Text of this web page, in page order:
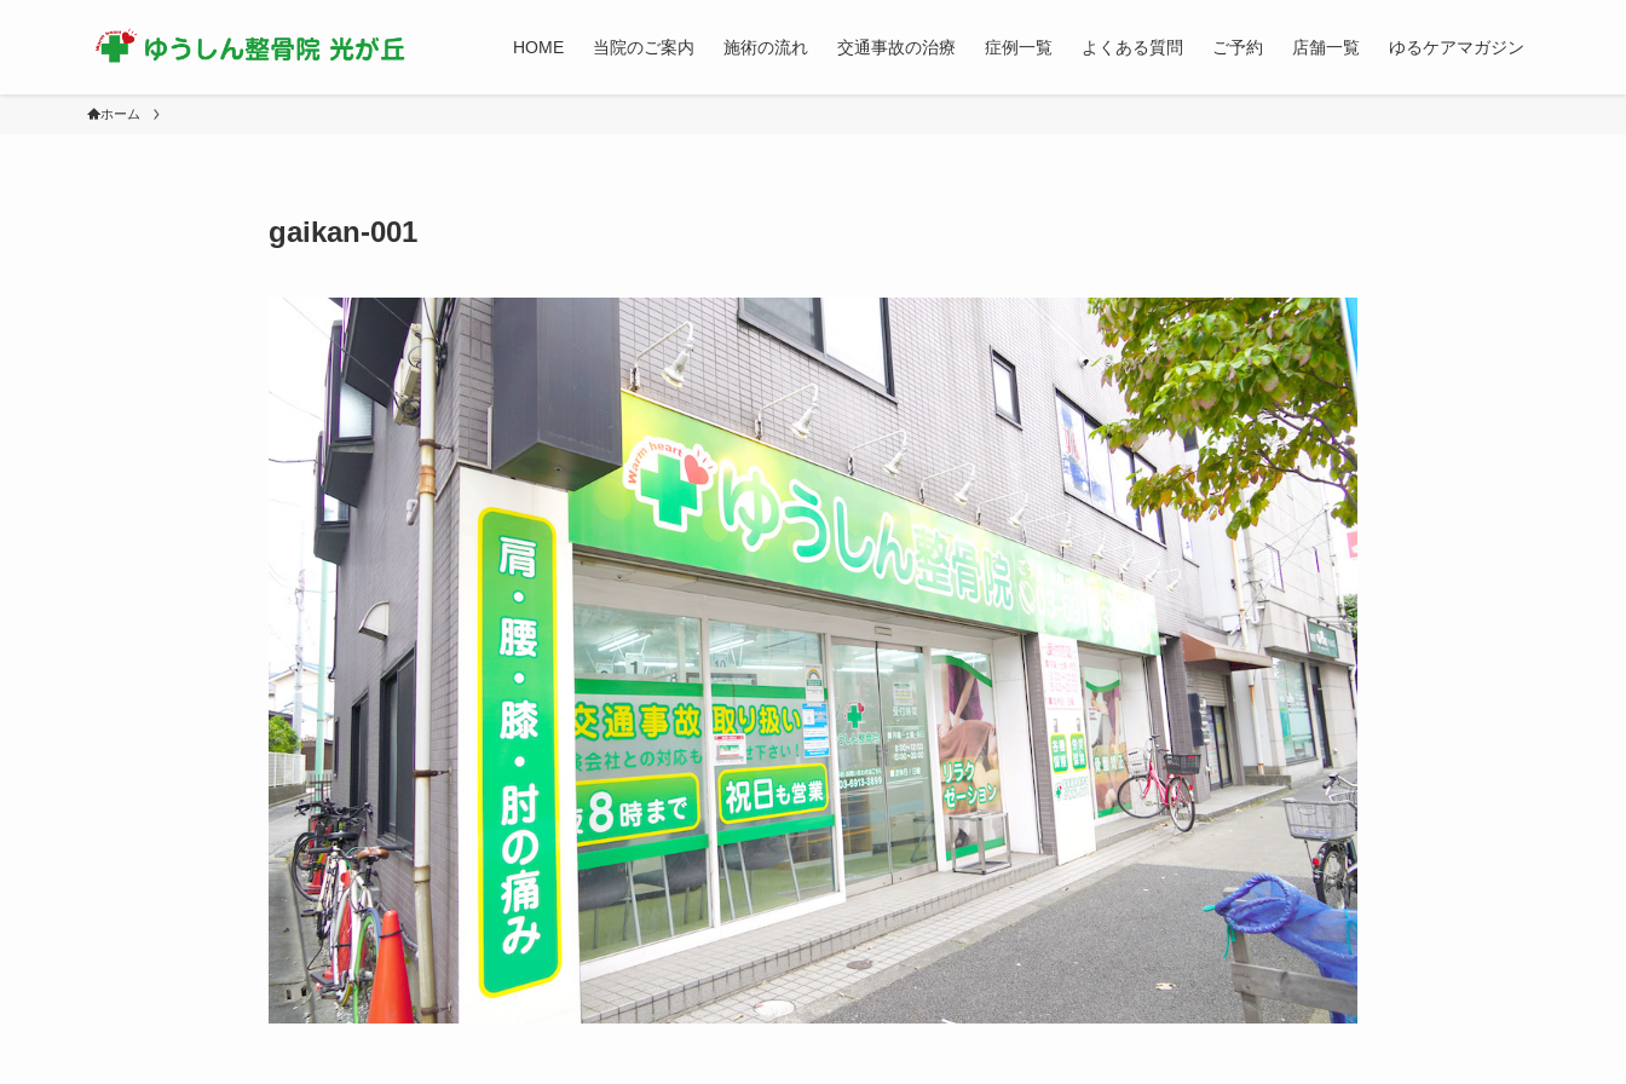
HOME 当院のご案内 施術の流れ 交通事故の治療 症例一覧 よくある質問 ご予約 店舗一覧 ゆるケアマガジン
ホーム
gaikan-001